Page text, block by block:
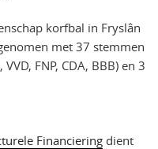
korfbal in Fryslân
met 37 stemmen
FNP, CDA, BBB) en 3
Financiering dient